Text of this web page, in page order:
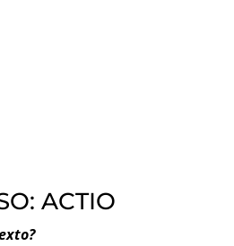
ACTIO